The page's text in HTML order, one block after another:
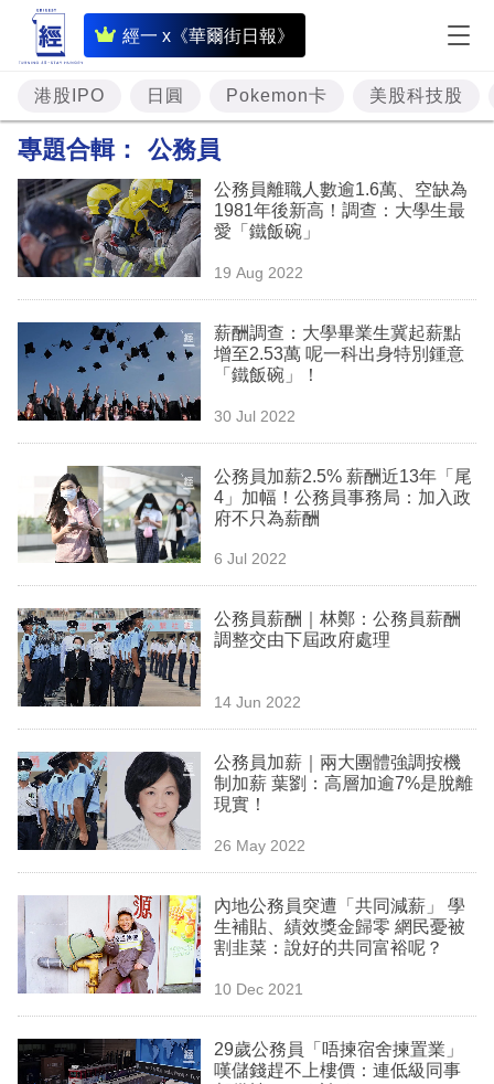
經一 x《華爾街日報》
即
時
財
經
題
投
資
樓
市
理
商
業
科
技
職
場
生
時
事
欄
訂
閱
區
港股IPO 日圓 Pokemon卡 美股科技股
專題合輯： 公務員
公務員離職人數逾1.6萬、空缺為
1981年後新高！調查：大學生最
愛「鐵飯碗」
19 Aug 2022
薪酬調查：大學畢業生冀起薪點
增至2.53萬 呢一科出身特別鍾意
「鐵飯碗」！
30 Jul 2022
公務員加薪2.5% 薪酬近13年「尾
4」加幅！公務員事務局：加入政
府不只為薪酬
6 Jul 2022
公務員薪酬｜林鄭：公務員薪酬
調整交由下屆政府處理
14 Jun 2022
公務員加薪｜兩大團體強調按機
制加薪 葉劉：高層加逾7%是脫離
現實！
26 May 2022
內地公務員突遭「共同減薪」 學
生補貼、績效獎金歸零 網民憂被
割韭菜：說好的共同富裕呢？
10 Dec 2021
29歲公務員「唔揀宿舍揀置業」
嘆儲錢趕不上樓價：連低級同事